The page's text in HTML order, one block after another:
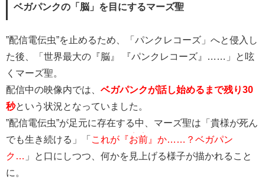
ベガパンクの「脳」を目にするマーズ聖
”配信電伝虫”を止めるため、「パンクレコーズ」へと侵入し
た後、「世界最大の『脳』 『パンクレコーズ』……」と呟
くマーズ聖。
配信中の映像内では、 ベガパンクが話し始めるまで残り30
秒という状況となっていました。
”配信電伝虫”が足元に存在する中、マーズ聖は「貴様が死ん
でも生き続ける」「 これが『お前
・・
』か……？ベガパン
ク… 」と口にしつつ、何かを見上げる様子が描かれること
に。